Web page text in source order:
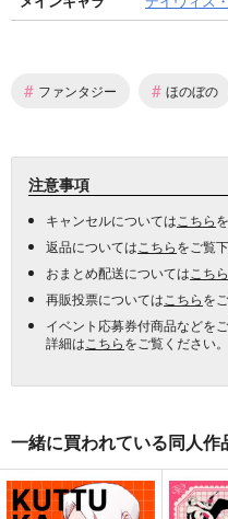
# ファンタジー # ほのぼの
注意事項
キャンセルについては こちら
返品については こちらをご覧下
おまとめ配送については こちら
再販投票については こちらを
イベント応募券付商品などを
詳細は こちらをご覧ください。
一緒に買われている同人作